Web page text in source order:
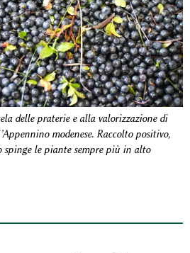
delle praterie e alla valorizzazione di
modenese. Raccolto positivo,
le piante sempre più in alto